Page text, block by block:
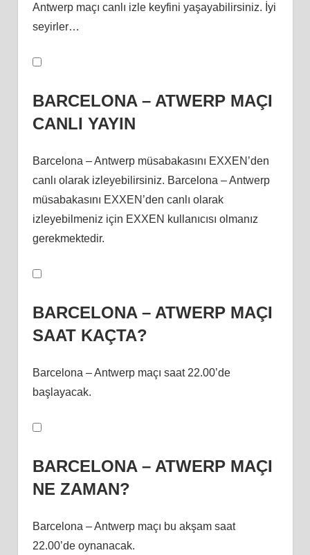
Antwerp maçı canlı izle keyfini yaşayabilirsiniz. İyi
seyirler…
BARCELONA – ATWERP MAÇI
CANLI YAYIN
Barcelona – Antwerp müsabakasını EXXEN’den
canlı olarak izleyebilirsiniz. Barcelona – Antwerp
müsabakasını EXXEN’den canlı olarak
izleyebilmeniz için EXXEN kullanıcısı olmanız
gerekmektedir.
BARCELONA – ATWERP MAÇI
SAAT KAÇTA?
Barcelona – Antwerp maçı saat 22.00’de
başlayacak.
BARCELONA – ATWERP MAÇI
NE ZAMAN?
Barcelona – Antwerp maçı bu akşam saat
22.00’de oynanacak.